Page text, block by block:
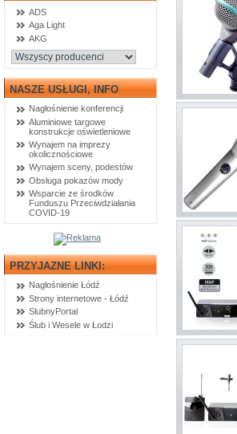
ADS
Aga Light
AKG
NASZE USŁUGI, INFO
Nagłośnienie konferencji
Aluminiowe targowe
konstrukcje oświetleniowe
Wynajem na imprezy
okolicznościowe
Wynajem sceny, podestów
Obsługa pokazów mody
Wsparcie ze środków
Funduszu Przeciwdziałania
COVID-19
PRZYJAZNE LINKI:
Nagłośnienie Łódź
Strony internetowe - Łódź
SlubnyPortal
Ślub i Wesele w Łodzi